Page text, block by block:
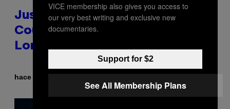
Justin Timberlake Released a
Country-Inspired Album in 2018
Long Before It Became a Trend
hace 2 horas
VICE membership also gives you access to
our very best writing and exclusive new
documentaries.
Support for $2
See All Membership Plans